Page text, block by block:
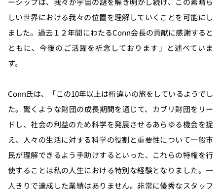
しい世界における我々の位置を理解していくことを可能にし
ました。過去１２年間にわたるConn会長の貢献に感謝すると
ともに、今後のご活躍を祈念しております」と述べていま
す。
Conn氏は、「この10年以上は桁違いの旅をしているようでし
た。驚くような財団の成長期間を通じて、カブリ財団をリー
ドし、社会の利益のため科学を発展させるあらゆる機会を捉
え、
人々の生活に対する科学の役割と重要性について一般市
民が理解できるよう手助けするといった、これらの特権を行
使することは私の人生における特別な経験となりました。一
人きりで達成した業績はありません。非常に優秀なスタッフ